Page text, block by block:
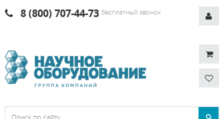
8 (800) 707-44-73 бесплатный звонок